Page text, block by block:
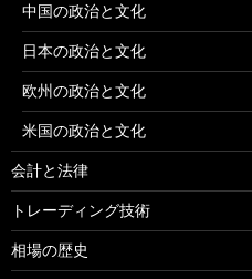
中国の政治と文化
日本の政治と文化
欧州の政治と文化
米国の政治と文化
会計と法律
トレーディング技術
相場の歴史